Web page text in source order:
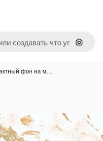
Поиск
фон на м…